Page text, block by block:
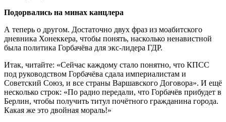
Подорвались на минах канцлера
А теперь о другом. Достаточно двух фраз из моабитского
дневника Хонеккера, чтобы понять, насколько ненавистной
была политика Горбачёва для экс-лидера ГДР.
Итак, читайте: «Сейчас каждому стало понятно, что КПСС
под руководством Горбачёва сдала империалистам и
Советский Союз, и все страны Варшавского Договора». И ещё
несколько строк: «По радио передали, что Горбачёв прибудет в
Берлин, чтобы получить титул почётного гражданина города.
Какая же это двойная мораль!»